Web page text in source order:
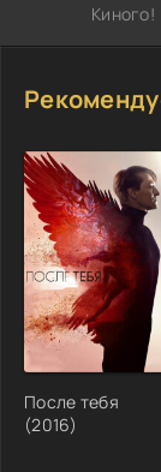
Киного!
После тебя
(2016)